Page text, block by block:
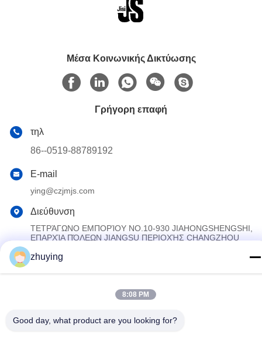
Μέσα Κοινωνικής Δικτύωσης
Γρήγορη επαφή
τηλ
86--0519-88789192
E-mail
ying@czjmjs.com
Διεύθυνση
ΤΕΤΡΆΓΩΝΟ ΕΜΠΟΡΊΟΥ NO.10-930 JIAHONGSHENGSHI,
ΕΠΑΡΧΊΑ ΠΌΛΕΩΝ JIANGSU ΠΕΡΙΟΧΉΣ CHANGZHOU
Προμηθευτής. 2017-2026 Changzhou jisi cold chain technology
zhuying
8:08 PM
Good day, what product are you looking for?